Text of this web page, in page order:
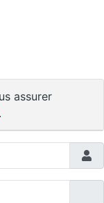
assurer
.